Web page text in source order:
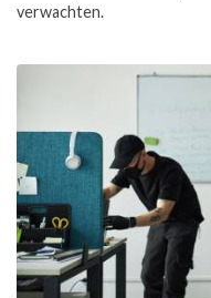
verwachten.